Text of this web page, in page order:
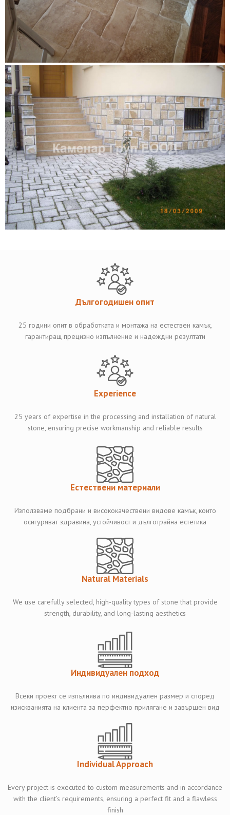
Дългогодишен опит
25 години опит в обработката и монтажа на естествен камък,
гарантиращ прецизно изпълнение и надеждни резултати
Experience
25 years of expertise in the processing and installation of natural
stone, ensuring precise workmanship and reliable results
Естествени материали
Използваме подбрани и висококачествени видове камък, които
осигуряват здравина, устойчивост и дълготрайна естетика
Natural Materials
We use carefully selected, high-quality types of stone that provide
strength, durability, and long-lasting aesthetics
Индивидуален подход
Всеки проект се изпълнява по индивидуален размер и според
изискванията на клиента за перфектно прилягане и завършен вид
Individual Approach
Every project is executed to custom measurements and in accordance
with the client’s requirements, ensuring a perfect fit and a flawless
finish